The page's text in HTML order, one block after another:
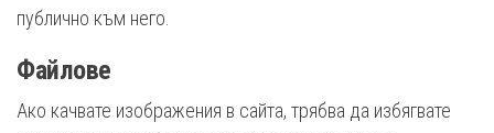
публично към него.
Файлове
Ако качвате изображения в сайта, трябва да избягвате